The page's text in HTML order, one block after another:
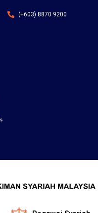
(+603) 8870 9200